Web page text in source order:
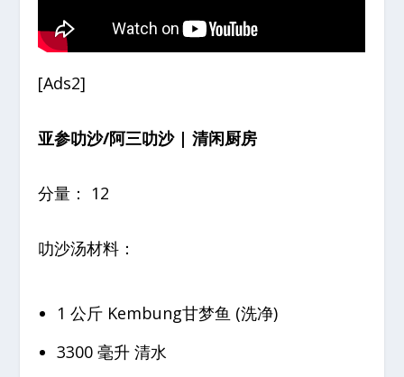
[Ads2]
亚参叻沙/阿三叻沙 | 清闲厨房
分量： 12
叻沙汤材料：
1 公斤 Kembung甘梦鱼 (洗净)
3300 毫升 清水